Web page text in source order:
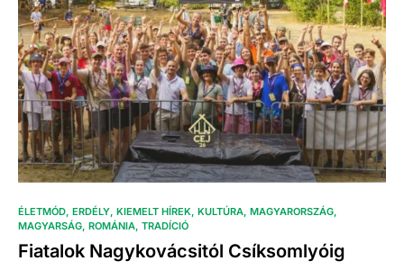
ÉLETMÓD ERDÉLY KIEMELT HÍREK KULTÚRA MAGYARORSZÁG
MAGYARSÁG ROMÁNIA TRADÍCIÓ
Fiatalok Nagykovácsitól Csíksomlyóig